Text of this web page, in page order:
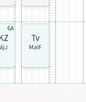
6.A
Tv
MalF